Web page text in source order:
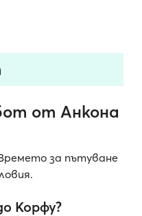
от Анкона
за пътуване
Корфу?